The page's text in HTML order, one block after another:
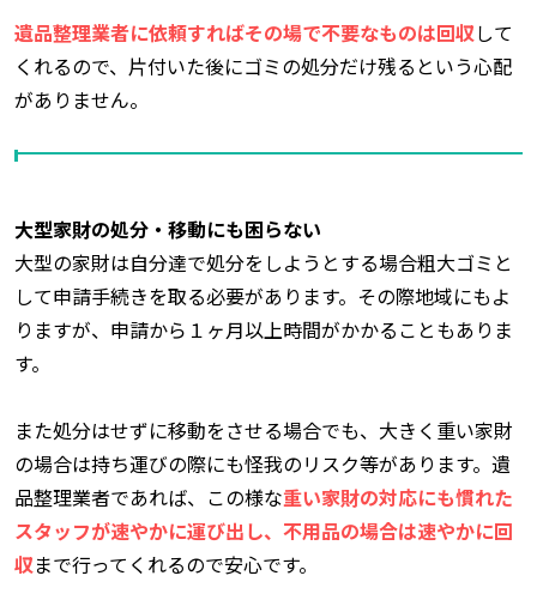
遺品整理業者に依頼すればその場で不要なものは回収して
くれるので、片付いた後にゴミの処分だけ残るという心配
がありません。
大型家財の処分・移動にも困らない
大型の家財は自分達で処分をしようとする場合粗大ゴミと
して申請手続きを取る必要があります。その際地域にもよ
りますが、申請から１ヶ月以上時間がかかることもありま
す。
また処分はせずに移動をさせる場合でも、大きく重い家財
の場合は持ち運びの際にも怪我のリスク等があります。遺
品整理業者であれば、この様な重い家財の対応にも慣れた
スタッフが速やかに運び出し、不用品の場合は速やかに回
収まで行ってくれるので安心です。